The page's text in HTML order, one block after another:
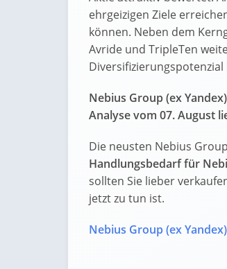
ehrgeizigen Ziele
können. Neben dem
Avride und TripleTen
Diversifizierungspotenzial
Nebius Group (ex
Analyse vom 07. August
Die neusten Nebius
Handlungsbedarf für
sollten Sie lieber
jetzt zu tun ist.
Nebius Group (ex